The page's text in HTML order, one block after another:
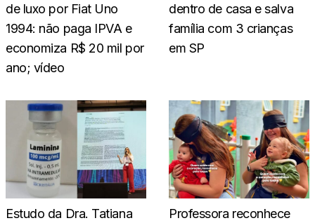
de luxo por Fiat Uno
1994: não paga IPVA e
economiza R$ 20 mil por
ano; vídeo
dentro de casa e salva
família com 3 crianças
em SP
Estudo da Dra. Tatiana
Professora reconhece